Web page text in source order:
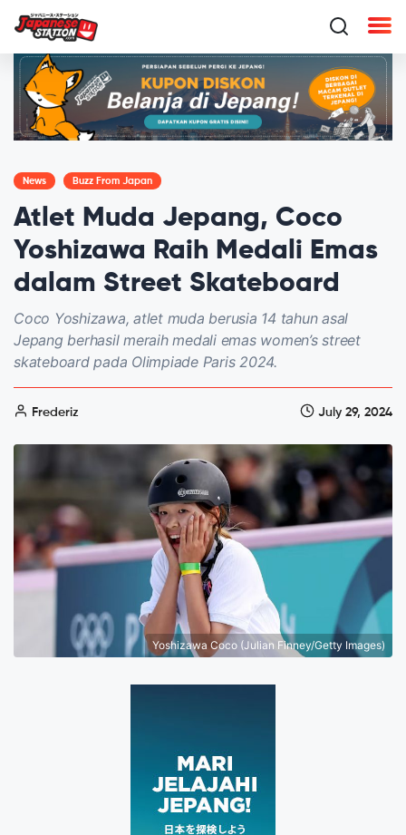
News Buzz From Japan
Atlet Muda Jepang, Coco
Yoshizawa Raih Medali Emas
dalam Street Skateboard
Coco Yoshizawa, atlet muda berusia 14 tahun asal
Jepang berhasil meraih medali emas women’s street
skateboard pada Olimpiade Paris 2024.
Frederiz July 29, 2024
Yoshizawa Coco (Julian Finney/Getty Images)